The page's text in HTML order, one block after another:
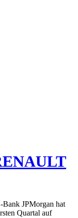
JPMorgan hat
Quartal auf